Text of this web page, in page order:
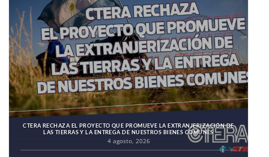
CTERA RECHAZA EL PROYECTO QUE PROMUEVE LA EXTRANJERIZACIÓN DE
LAS TIERRAS Y LA ENTREGA DE NUESTROS BIENES COMUNES
4 agosto, 2026